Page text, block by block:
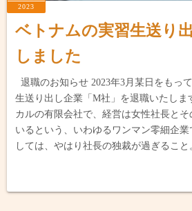
2023
ベトナムの実習生送り
しました
退職のお知らせ 2023年3月某日をもっ
生送り出し企業「M社」を退職いたしま
カルの有限会社で、経営は女性社長と
いるという、いわゆるワンマン零細企
しては、やはり社長の独裁が過ぎるこ